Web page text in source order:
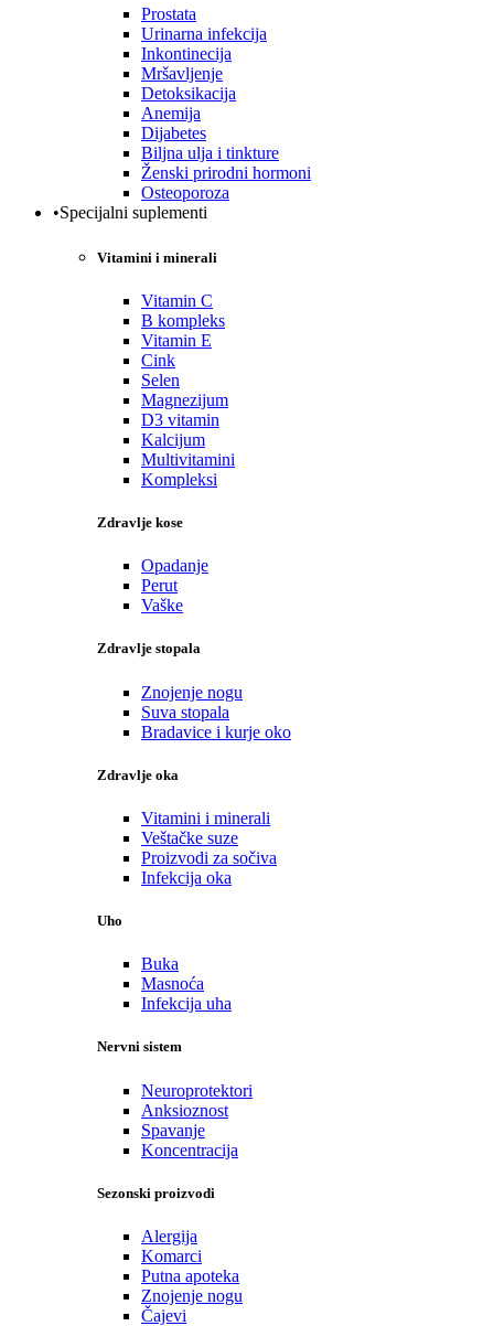
Prostata
Urinarna infekcija
Inkontinecija
Mršavljenje
Detoksikacija
Anemija
Dijabetes
Biljna ulja i tinkture
Ženski prirodni hormoni
Osteoporoza
•Specijalni suplementi
Vitamini i minerali
Vitamin C
B kompleks
Vitamin E
Cink
Selen
Magnezijum
D3 vitamin
Kalcijum
Multivitamini
Kompleksi
Zdravlje kose
Opadanje
Perut
Vaške
Zdravlje stopala
Znojenje nogu
Suva stopala
Bradavice i kurje oko
Zdravlje oka
Vitamini i minerali
Veštačke suze
Proizvodi za sočiva
Infekcija oka
Uho
Buka
Masnoća
Infekcija uha
Nervni sistem
Neuroprotektori
Anksioznost
Spavanje
Koncentracija
Sezonski proizvodi
Alergija
Komarci
Putna apoteka
Znojenje nogu
Čajevi